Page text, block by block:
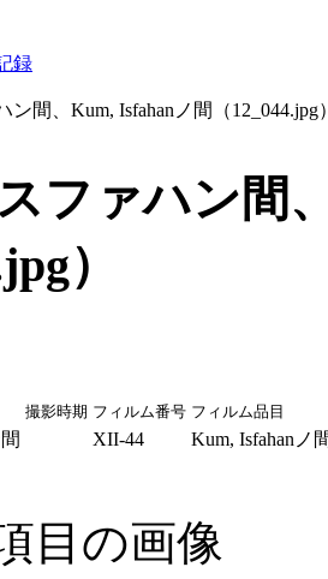
録
ン間、Kum, Isfahanノ間（12_044.jpg
ファハン間
）
撮影時期 フィルム番号 フィルム品目
XII-44 Kum, Isfahanノ
目の画像